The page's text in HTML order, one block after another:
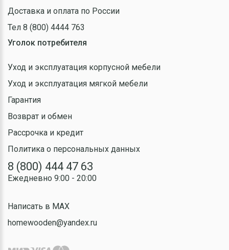
Доставка и оплата по России
Тел 8 (800) 4444 763
Уголок потребителя
Уход и эксплуатация корпусной мебели
Уход и эксплуатация мягкой мебели
Гарантия
Возврат и обмен
Рассрочка и кредит
Политика о персональных данных
8 (800) 444 47 63
Ежедневно 9:00 - 20:00
Написать в MAX
homewooden@yandex.ru